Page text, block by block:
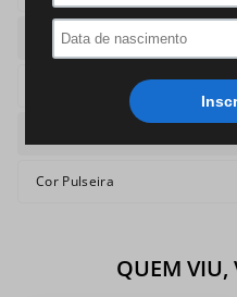
Caixa
Cor Pulseira
QUEM VIU,